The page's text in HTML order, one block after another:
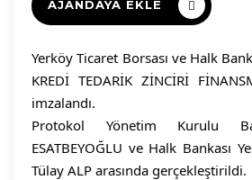
AJANDAYA EKLE
Yerköy Ticaret Borsası ve Halk
KREDİ TEDARİK ZİNCİRİ
imzalandı.
Protokol Yönetim Kurulu
ESATBEYOĞLU ve Halk Bankası
Tülay ALP arasında gerçekleştirildi.